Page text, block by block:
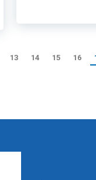
13 14 15 16